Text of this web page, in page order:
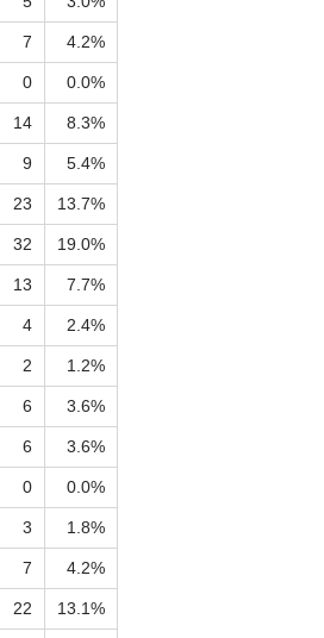
7 4.2%
0 0.0%
14 8.3%
9 5.4%
23 13.7%
32 19.0%
13 7.7%
4 2.4%
2 1.2%
6 3.6%
6 3.6%
0 0.0%
3 1.8%
7 4.2%
22 13.1%